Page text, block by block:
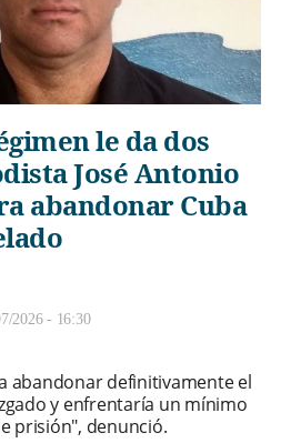
le da dos
José Antonio
abandonar Cuba
2026 - 16:30
abandonar definitivamente el
y enfrentaría un mínimo
prisión", denunció.